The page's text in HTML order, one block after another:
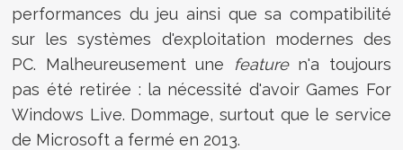
performances du jeu ainsi que sa compatibilité
sur les systèmes d'exploitation modernes des
PC. Malheureusement une
featuren'a toujours
pas été retirée : la nécessité d'avoir Games For
Windows Live. Dommage, surtout que le service
de Microsoft a fermé en 2013.